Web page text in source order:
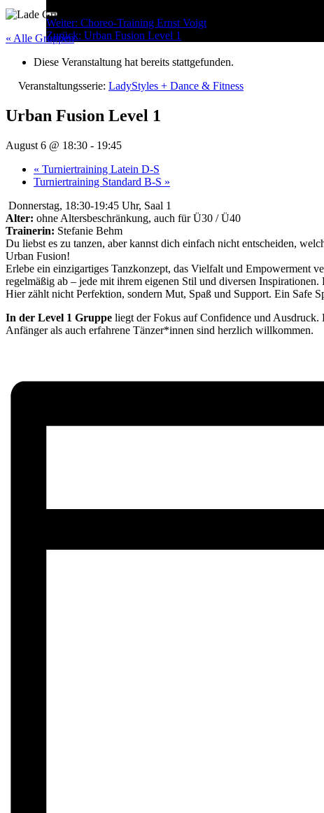
Menu
Post
navigation
Weiter: Choreo-Training Ernst Voigt
Zurück: Urban Fusion Level 1
« Alle Gruppen
Diese Veranstaltung hat bereits stattgefunden.
Veranstaltungsserie: LadyStyles + Dance & Fitness
Urban Fusion Level 1
August 6 @ 18:30 - 19:45
« Turniertraining Latein D-S
Turniertraining Standard B-S »
Donnerstag, 18:30-19:45 Uhr, Saal 1
Alter: ohne Altersbeschränkung, auch für Ü30 / Ü40
Trainerin: Stefanie Behm
Du liebst es zu tanzen, aber kannst dich einfach nicht entscheiden,
Urban Fusion!
Erlebe ein einzigartiges Tanzkonzept, das Vielfalt und Empowerment
regelmäßig ab – jede mit ihrem eigenen Stil und diversen
Hier zählt nicht Perfektion, sondern Mut, Spaß und Support. Ein Safe
In der Level 1 Gruppe liegt der Fokus auf Confidence und
Anfänger als auch erfahrene Tänzer*innen sind herzlich willkommen.